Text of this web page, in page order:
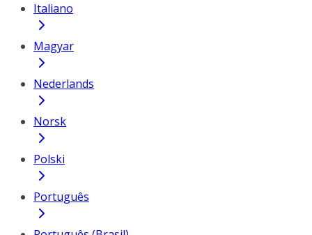
Italiano
Magyar
Nederlands
Norsk
Polski
Português